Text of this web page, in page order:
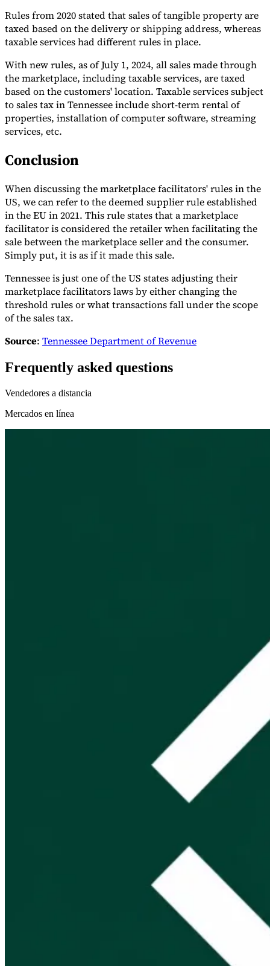
Nuestros autoresConviértase en colaborador
Rules from 2020 stated that sales of tangible property are
taxed based on the delivery or shipping address, whereas
taxable services had different rules in place.
With new rules, as of July 1, 2024, all sales made through
the marketplace, including taxable services, are taxed
based on the customers' location. Taxable services subject
to sales tax in Tennessee include short-term rental of
properties, installation of computer software, streaming
services, etc.
Conclusion
When discussing the marketplace facilitators' rules in the
US, we can refer to the deemed supplier rule established
in the EU in 2021. This rule states that a marketplace
facilitator is considered the retailer when facilitating the
sale between the marketplace seller and the consumer.
Simply put, it is as if it made this sale.
Tennessee is just one of the US states adjusting their
marketplace facilitators laws by either changing the
threshold rules or what transactions fall under the scope
of the sales tax.
Source: Tennessee Department of Revenue
Frequently asked questions
Vendedores a distancia
Mercados en línea